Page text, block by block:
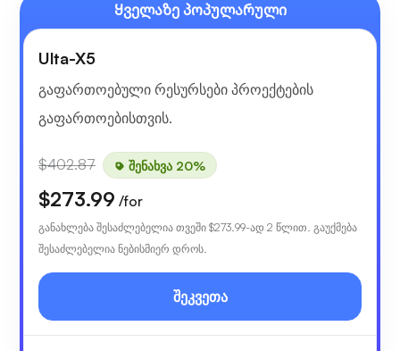
Ყველაზე პოპულარული
Ulta-X5
გაფართოებული რესურსები პროექტების
გაფართოებისთვის.
$402.87 შენახვა 20%
$273.99 /for
განახლება შესაძლებელია თვეში $273.99-ად 2 წლით. გაუქმება
შესაძლებელია ნებისმიერ დროს.
შეკვეთა